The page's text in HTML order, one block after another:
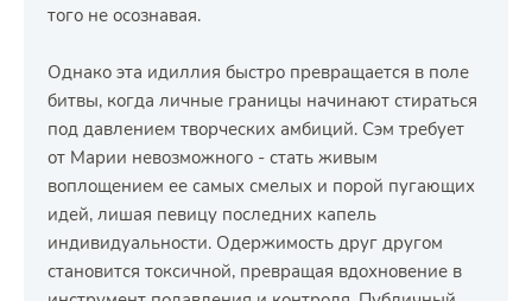
того не осознавая.
Однако эта идиллия быстро превращается в поле
битвы, когда личные границы начинают стираться
под давлением творческих амбиций. Сэм требует
от Марии невозможного - стать живым
воплощением ее самых смелых и порой пугающих
идей, лишая певицу последних капель
индивидуальности. Одержимость друг другом
становится токсичной, превращая вдохновение в